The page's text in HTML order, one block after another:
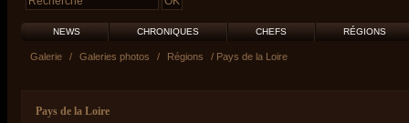
NEWS CHRONIQUES CHEFS RÉGIONS
Galerie / Galeries photos / Régions / Pays de la Loire
Pays de la Loire